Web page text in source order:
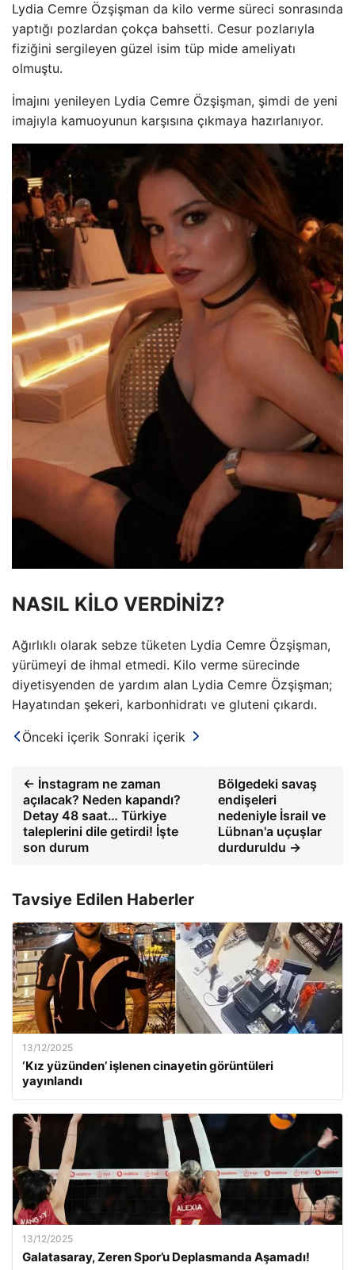
Lydia Cemre Özşişman da kilo verme süreci sonrasında
yaptığı pozlardan çokça bahsetti. Cesur pozlarıyla
fiziğini sergileyen güzel isim tüp mide ameliyatı
olmuştu.
İmajını yenileyen Lydia Cemre Özşişman, şimdi de yeni
imajıyla kamuoyunun karşısına çıkmaya hazırlanıyor.
NASIL KİLO VERDİNİZ?
Ağırlıklı olarak sebze tüketen Lydia Cemre Özşişman,
yürümeyi de ihmal etmedi. Kilo verme sürecinde
diyetisyenden de yardım alan Lydia Cemre Özşişman;
Hayatından şekeri, karbonhidratı ve gluteni çıkardı.
Önceki içerik Sonraki içerik
← İnstagram ne zaman
açılacak? Neden kapandı?
Detay 48 saat… Türkiye
taleplerini dile getirdi! İşte
son durum
Bölgedeki savaş
endişeleri
nedeniyle İsrail ve
Lübnan'a uçuşlar
durduruldu →
Tavsiye Edilen Haberler
13/12/2025
‘Kız yüzünden’ işlenen cinayetin görüntüleri
yayınlandı
13/12/2025
Galatasaray, Zeren Spor’u Deplasmanda Aşamadı!